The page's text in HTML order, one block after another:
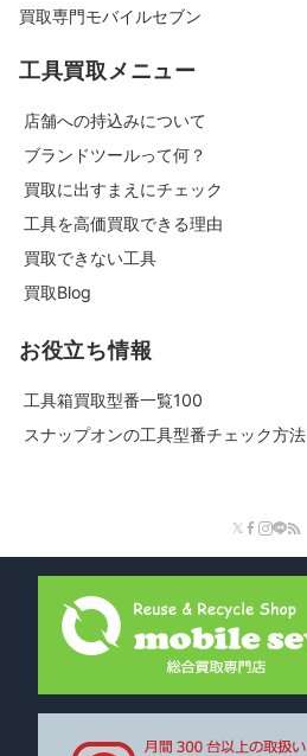
買取専門モバイルセブン
工具買取メニュー
店舗への持込みについて
ブランドツールって何？
買取に出すまえにチェック
工具を高価買取できる理由
買取できない工具
買取Blog
お役立ち情報
工具箱買取型番一覧100
スナップオンの工具型番チェック方法